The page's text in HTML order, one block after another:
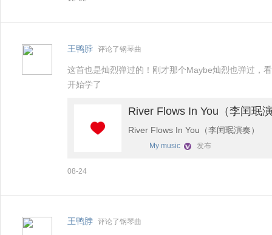
由音乐家久石让作曲，因以其让人落
王鸭脖 评论了钢琴曲
这首也是灿烈弹过的！刚才那个Maybe灿烈也弹过，
开始学了
River Flows In You（李闰珉
River Flows In You（李闰珉演奏）
My music 发布
08-24
王鸭脖 评论了钢琴曲